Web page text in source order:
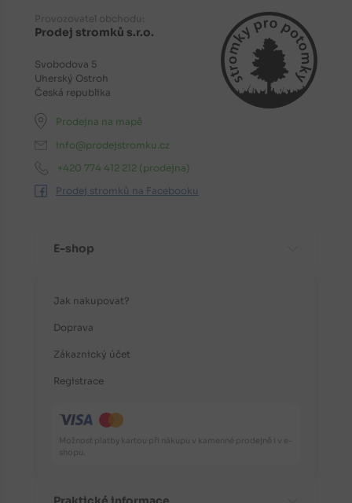
Provozovatel obchodu:
Prodej stromků s.r.o.
Svobodova 5
Uherský Ostroh
Česká republika
Prodejna na mapě
info@prodejstromku.cz
+420 774 412 212 (prodejna)
Prodej stromků na Facebooku
E-shop
Jak nakupovat?
Doprava
Zákaznický účet
Registrace
Možnost platby kartou při nákupu v kamenné prodejně i v e-
shopu.